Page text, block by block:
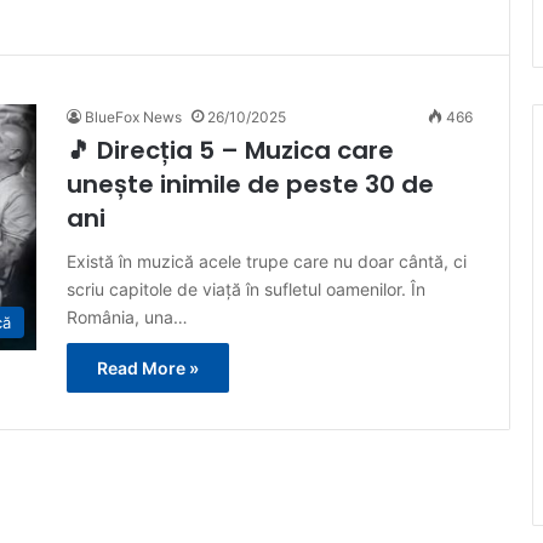
BlueFox News 26/10/2025 466
🎵 Direcția 5 – Muzica care
unește inimile de peste 30 de
ani
Există în muzică acele trupe care nu doar cântă, ci
scriu capitole de viață în sufletul oamenilor. În
România, una…
Read More »